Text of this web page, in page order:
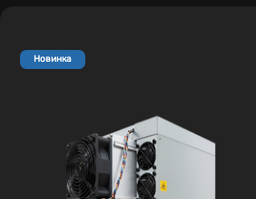
Новинка